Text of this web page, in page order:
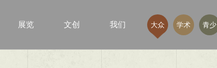
大众 学术 青少
展览 文创 我们